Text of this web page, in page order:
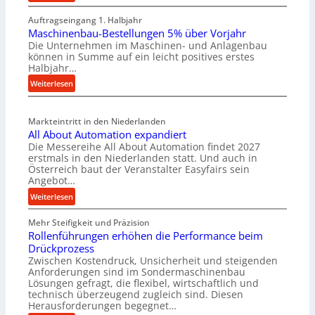
M
a
t
e
r
i
a
l
e
r
s
o
g
u
n
g
e
n
t
s
p
Auftragseingang 1. Halbjahr
Maschinenbau-Bestellungen 5% über Vorjahr
Die Unternehmen im Maschinen- und Anlagenbau
können in Summe auf ein leicht positives erstes
Halbjahr…
Weiterlesen:
M
s
c
h
i
n
e
n
a
u
B
e
s
t
Markteintritt in den Niederlanden
All About Automation expandiert
Die Messereihe All About Automation findet 2027
erstmals in den Niederlanden statt. Und auch in
Österreich baut der Veranstalter Easyfairs sein
Angebot…
Weiterlesen:
A
l
l
A
b
o
u
t
Mehr Steifigkeit und Präzision
Rollenführungen erhöhen die Performance beim
Drückprozess
Zwischen Kostendruck, Unsicherheit und steigenden
Anforderungen sind im Sondermaschinenbau
Lösungen gefragt, die flexibel, wirtschaftlich und
technisch überzeugend zugleich sind. Diesen
Herausforderungen begegnet…